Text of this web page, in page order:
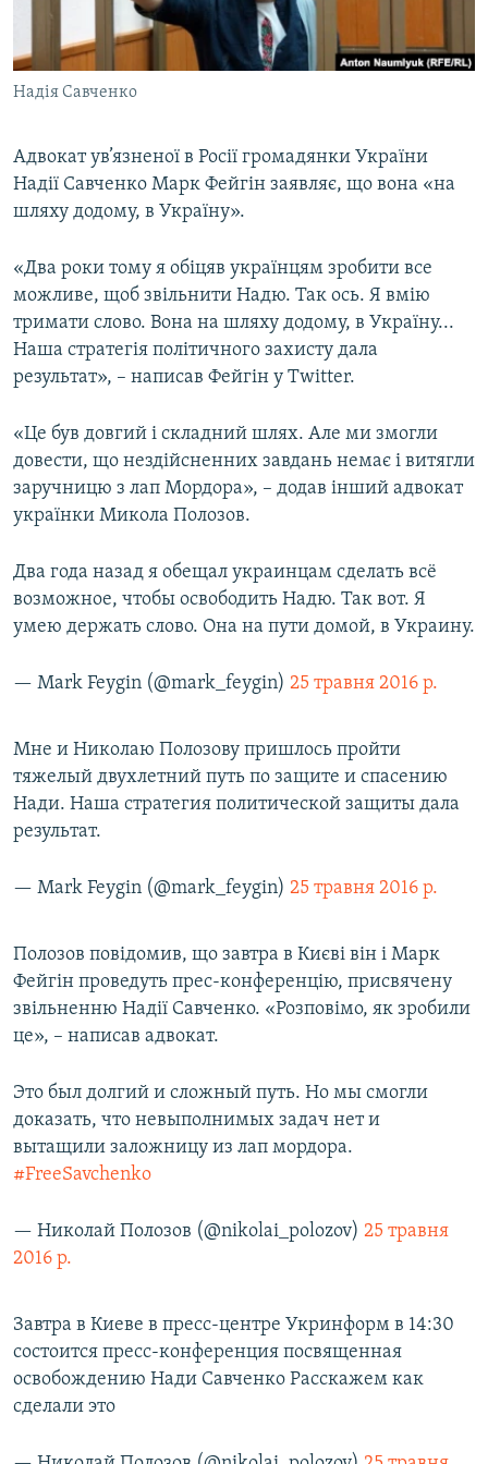
ВІДЕОУРОКИ «ELIFBE»
СВІДЧЕННЯ ОКУПАЦІЇ
УКРАЇНСЬКА ПРОБЛЕМА КРИМУ
Русский
Qırımtatar
Надія Савченко
Адвокат ув’язненої в Росії громадянки України
Надії Савченко Марк Фейгін заявляє, що вона «на
шляху додому, в Україну».
«Два роки тому я обіцяв українцям зробити все
можливе, щоб звільнити Надю. Так ось. Я вмію
тримати слово. Вона на шляху додому, в Україну...
Наша стратегія політичного захисту дала
результат», – написав Фейгін у Twitter.
«Це був довгий і складний шлях. Але ми змогли
довести, що нездійсненних завдань немає і витягли
заручницю з лап Мордора», – додав інший адвокат
українки Микола Полозов.
Два года назад я обещал украинцам сделать всё
возможное, чтобы освободить Надю. Так вот. Я
умею держать слово. Она на пути домой, в Украину.
— Mark Feygin (@mark_feygin) 25 травня 2016 р.
Мне и Николаю Полозову пришлось пройти
тяжелый двухлетний путь по защите и спасению
Нади. Наша стратегия политической защиты дала
результат.
— Mark Feygin (@mark_feygin) 25 травня 2016 р.
Полозов повідомив, що завтра в Києві він і Марк
Фейгін проведуть прес-конференцію, присвячену
звільненню Надії Савченко. «Розповімо, як зробили
це», – написав адвокат.
Это был долгий и сложный путь. Но мы смогли
доказать, что невыполнимых задач нет и
вытащили заложницу из лап мордора.
#FreeSavchenko
— Николай Полозов (@nikolai_polozov) 25 травня
2016 р.
Завтра в Киеве в пресс-центре Укринформ в 14:30
состоится пресс-конференция посвященная
освобождению Нади Савченко Расскажем как
сделали это